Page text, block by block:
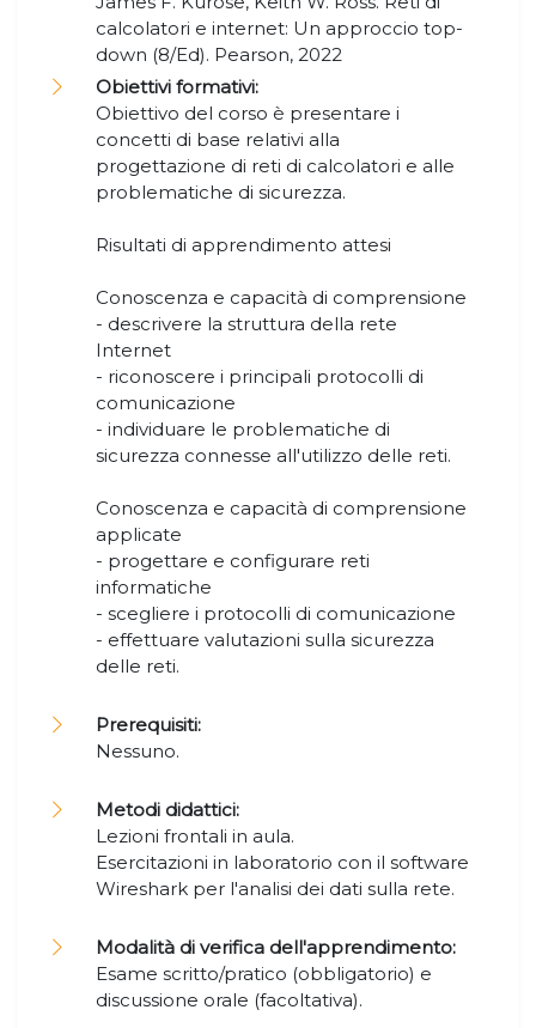
calcolatori e internet: Un approccio top-
down (8/Ed). Pearson, 2022
Obiettivi formativi:
Obiettivo del corso è presentare i
concetti di base relativi alla
progettazione di reti di calcolatori e alle
problematiche di sicurezza.
Risultati di apprendimento attesi
Conoscenza e capacità di comprensione
- descrivere la struttura della rete
Internet
- riconoscere i principali protocolli di
comunicazione
- individuare le problematiche di
sicurezza connesse all'utilizzo delle reti.
Conoscenza e capacità di comprensione
applicate
- progettare e configurare reti
informatiche
- scegliere i protocolli di comunicazione
- effettuare valutazioni sulla sicurezza
delle reti.
Prerequisiti:
Nessuno.
Metodi didattici:
Lezioni frontali in aula.
Esercitazioni in laboratorio con il software
Wireshark per l'analisi dei dati sulla rete.
Modalità di verifica dell'apprendimento:
Esame scritto/pratico (obbligatorio) e
discussione orale (facoltativa).